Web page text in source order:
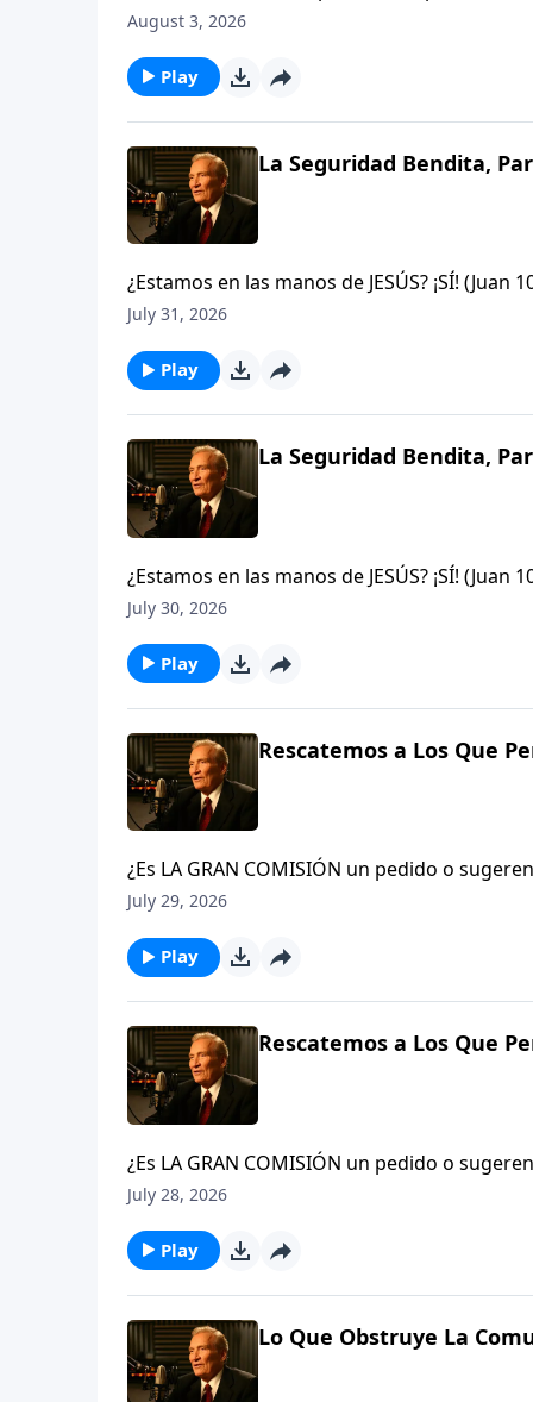
tambaleándose, impotente, incluso
August 3, 2026
Play
La Seguridad Bendita,
¿Estamos en las manos de JESÚS? ¡SÍ!
arrebatados de éstas? ¡Nunca Jamás! si
July 31, 2026
Play
La Seguridad Bendita,
¿Estamos en las manos de JESÚS? ¡SÍ!
arrebatados de éstas? ¡Nunca Jamás! si
July 30, 2026
Play
Rescatemos a Los Que
¿Es LA GRAN COMISIÓN un pedido o
y hagan discípulos en todas las naciones…»
traición contra el Rey del cielo. Verá, el
22-23
July 29, 2026
Play
Rescatemos a Los Que
¿Es LA GRAN COMISIÓN un pedido o
y hagan discípulos en todas las naciones…»
traición contra el Rey del cielo. Verá, el
22-23
July 28, 2026
Play
Lo Que Obstruye La